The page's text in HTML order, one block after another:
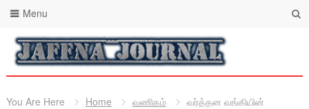
Menu
You Are Here Home வணிகம்
வர்த்தன வங்கியின்